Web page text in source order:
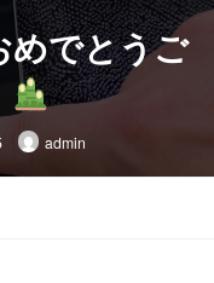
めでとうご
admin